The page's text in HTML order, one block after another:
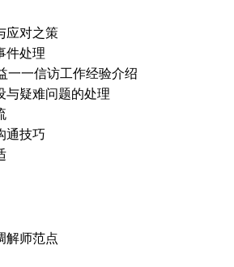
应对之策
件处理
一一信访工作经验介绍
与疑难问题的处理
通技巧
解师范点